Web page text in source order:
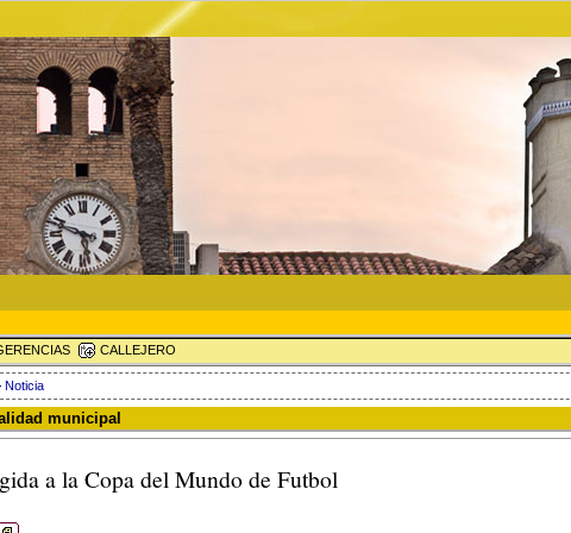
CALLEJERO
municipal
a la Copa del Mundo de Futbol